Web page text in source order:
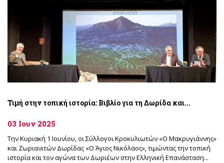
Τιμή στην τοπική ιστορία: Βιβλίο για τη Δωρίδα και...
03 Ιουν 2025
Την Κυριακή 1 Ιουνίου, οι Σύλλογοι Κροκυλιωτών «Ο Μακρυγιάννης»
και Ζωριανιτών Δωρίδας «Ο Άγιος Νικόλαος», τιμώντας την τοπική
ιστορία και τον αγώνα των Δωριέων στην Ελληνική Επανάσταση...